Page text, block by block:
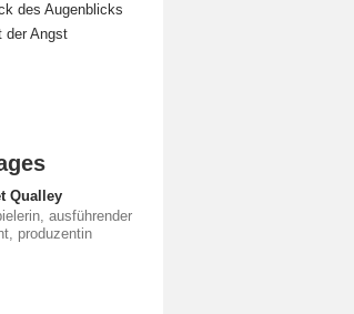
des Augenblicks
der Angst
Qualley
ausführender
produzentin